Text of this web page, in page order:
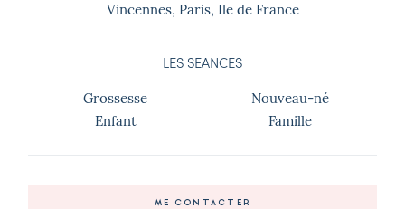
Vincennes, Paris, Ile de France
LES SEANCES
Grossesse
Nouveau-né
Enfant
Famille
ME CONTACTER